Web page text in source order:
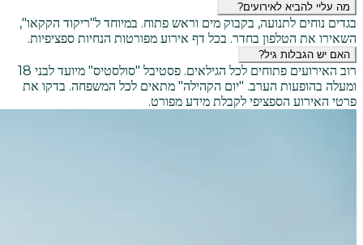
מה עליי להביא לאירועים?
בגדים נוחים לתנועה, בקבוק מים וראש פתוח. במיוחד ל"ריקוד הקקאו",
השאירו את הטלפון בחדר. בכל דף אירוע מפורטות הנחיות ספציפיות.
האם יש הגבלות גיל?
רוב האירועים פתוחים לכל הגילאים. פסטיבל "סולסטיס" מיועד לבני 18
ומעלה בהופעות הערב. "יום הקהילה" מתאים לכל המשפחה. בדקו את
פרטי האירוע הספציפי לקבלת מידע מפורט.